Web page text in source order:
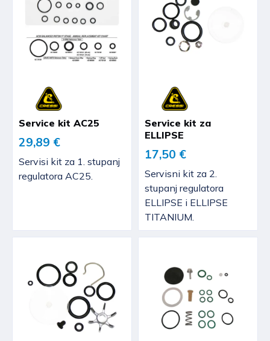
Service kit AC25
29,89 €
Servisi kit za 1. stupanj
regulatora AC25.
Service kit za
ELLIPSE
17,50 €
Servisni kit za 2.
stupanj regulatora
ELLIPSE i ELLIPSE
TITANIUM.